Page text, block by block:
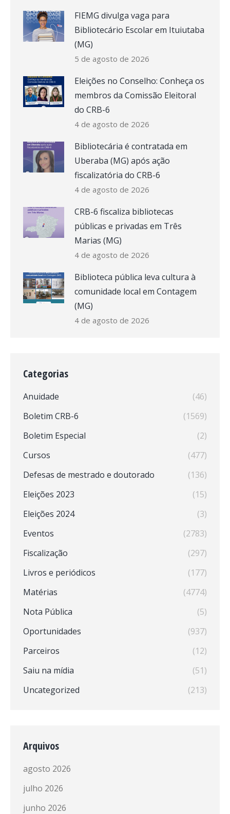
FIEMG divulga vaga para
Bibliotecário Escolar em Ituiutaba
(MG)
5 de agosto de 2026
Eleições no Conselho: Conheça os
membros da Comissão Eleitoral
do CRB-6
4 de agosto de 2026
Bibliotecária é contratada em
Uberaba (MG) após ação
fiscalizatória do CRB-6
4 de agosto de 2026
CRB-6 fiscaliza bibliotecas
públicas e privadas em Três
Marias (MG)
4 de agosto de 2026
Biblioteca pública leva cultura à
comunidade local em Contagem
(MG)
4 de agosto de 2026
Categorias
Anuidade
(46)
Boletim CRB-6
(1569)
Boletim Especial
(2)
Cursos
(477)
Defesas de mestrado e doutorado
(136)
Eleições 2023
(15)
Eleições 2024
(3)
Eventos
(2783)
Fiscalização
(297)
Livros e periódicos
(177)
Matérias
(4774)
Nota Pública
(5)
Oportunidades
(937)
Parceiros
(12)
Saiu na mídia
(51)
Uncategorized
(213)
Arquivos
agosto 2026
julho 2026
junho 2026